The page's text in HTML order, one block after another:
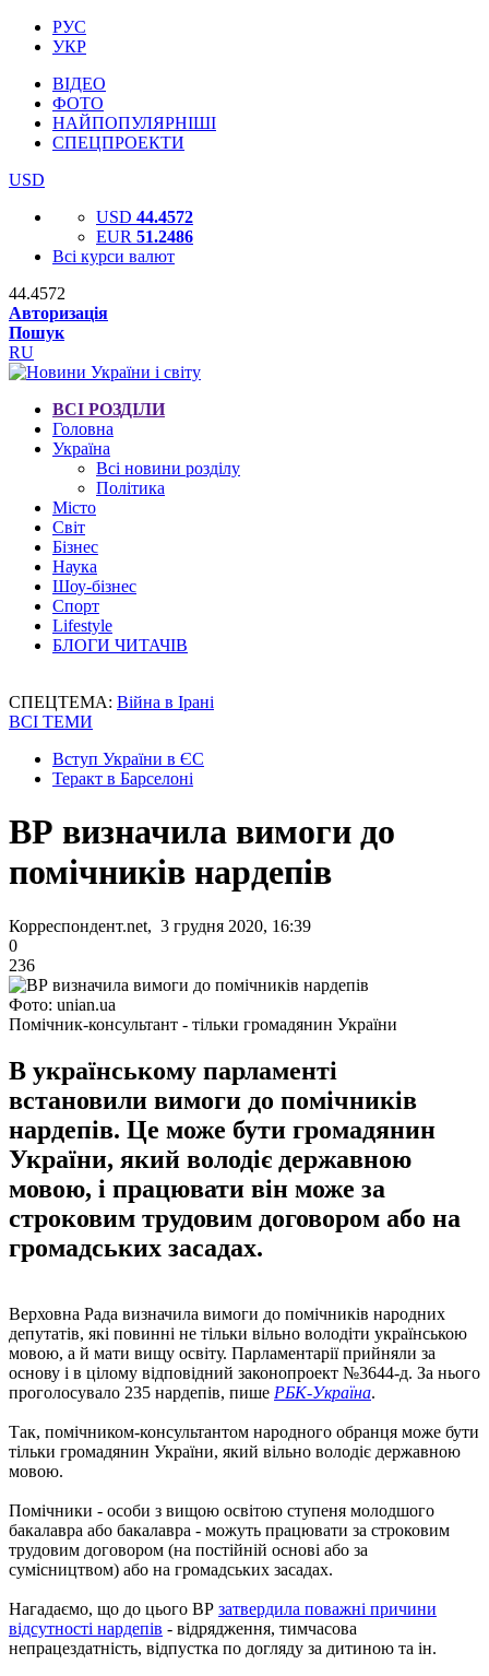
РУС
УКР
ВІДЕО
ФОТО
НАЙПОПУЛЯРНІШІ
СПЕЦПРОЕКТИ
USD
USD 44.4572
EUR 51.2486
Всі курси валют
44.4572
Авторизація
Пошук
RU
ВСІ РОЗДІЛИ
Головна
Україна
Всі новини розділу
Політика
Місто
Світ
Бізнес
Наука
Шоу-бізнес
Спорт
Lifestyle
БЛОГИ ЧИТАЧІВ
СПЕЦТЕМА: Війна в Ірані
ВСІ ТЕМИ
Вступ України в ЄС
Теракт в Барселоні
ВР визначила вимоги до
помічників нардепів
Корреспондент.net, 3 грудня 2020, 16:39
0
236
Фото: unian.ua
Помічник-консультант - тільки громадянин України
В українському парламенті
встановили вимоги до помічників
нардепів. Це може бути громадянин
України, який володіє державною
мовою, і працювати він може за
строковим трудовим договором або на
громадських засадах.
Верховна Рада визначила вимоги до помічників народних
депутатів, які повинні не тільки вільно володіти українською
мовою, а й мати вищу освіту. Парламентарії прийняли за
основу і в цілому відповідний законопроект №3644-д. За нього
проголосувало 235 нардепів, пише РБК-Україна.
Так, помічником-консультантом народного обранця може бути
тільки громадянин України, який вільно володіє державною
мовою.
Помічники - особи з вищою освітою ступеня молодшого
бакалавра або бакалавра - можуть працювати за строковим
трудовим договором (на постійній основі або за
сумісництвом) або на громадських засадах.
Нагадаємо, що до цього ВР затвердила поважні причини
відсутності нардепів - відрядження, тимчасова
непрацездатність, відпустка по догляду за дитиною та ін.